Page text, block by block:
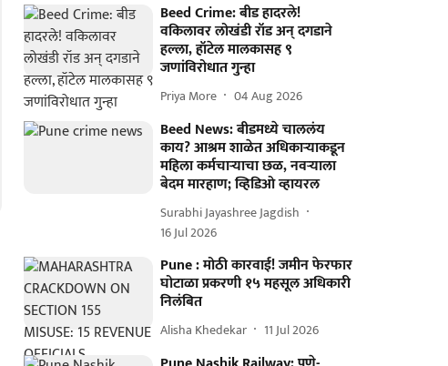
Beed Crime: बीड हादरले!
वकिलावर लोखंडी रॉड अन् दगडाने
हल्ला, हॉटेल मालकासह ९
जणांविरोधात गुन्हा
Priya More 04 Aug 2026
Beed News: बीडमध्ये चाललंय
काय? आश्रम शाळेत अधिकाऱ्याकडून
महिला कर्मचाऱ्याचा छळ, नवऱ्याला
बेदम मारहाण; व्हिडिओ व्हायरल
Surabhi Jayashree Jagdish
16 Jul 2026
Pune : मोठी कारवाई! जमीन फेरफार
घोटाळा प्रकरणी १५ महसूल अधिकारी
निलंबित
Alisha Khedekar 11 Jul 2026